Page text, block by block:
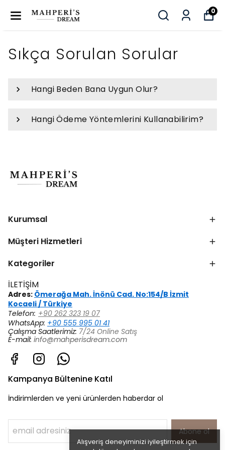
0
Alışveriş deneyiminizi iyileştirmek için
Sıkça Sorulan Sorular
Hangi Beden Bana Uygun Olur?
Hangi Ödeme Yöntemlerini Kullanabilirim?
Kurumsal
Müşteri Hizmetleri
Kategoriler
İLETİŞİM
Adres: Ömerağa Mah. İnönü Cad. No:154/B İzmit
Kocaeli / Türkiye
Telefon: +90 262 323 19 07
WhatsApp: +90 555 995 01 41
Çalışma Saatlerimiz: 7/24 Online Satış
E-mail: info@mahperisdream.com
Kampanya Bültenine Katıl
İndirimlerden ve yeni ürünlerden haberdar ol
Abone ol